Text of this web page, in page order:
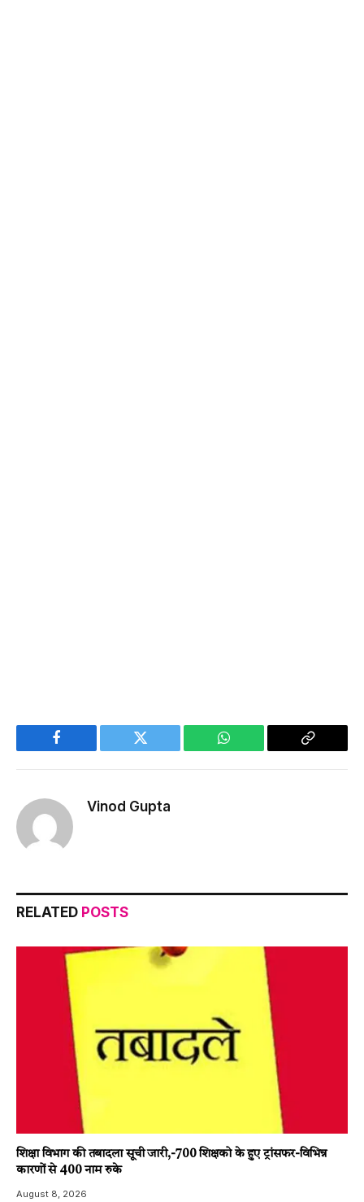
Facebook Twitter WhatsApp
Copy
Vinod Gupta
RELATED POSTS
शिक्षा विभाग की तबादला सूची जारी,-700 शिक्षको के हुए ट्रांसफर-विभिन्न
कारणों से 400 नाम रुके
August 8, 2026